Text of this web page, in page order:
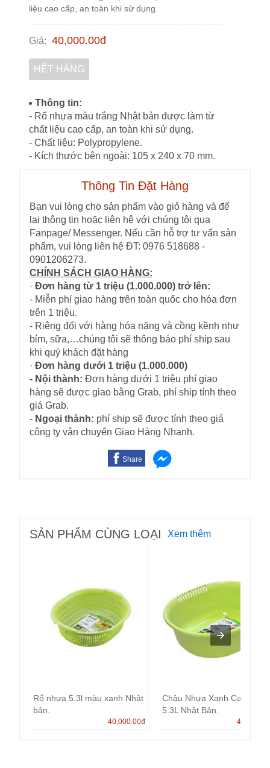
liệu cao cấp, an toàn khi sử dụng.
Giá: 40,000.00đ
HẾT HÀNG
Thông tin:
- Rổ nhựa màu trắng Nhật bản được làm từ
chất liệu cao cấp, an toàn khi sử dụng.
- Chất liệu: Polypropylene.
- Kích thước bên ngoài: 105 x 240 x 70 mm.
Thông Tin Đặt Hàng
Bạn vui lòng cho sản phẩm vào giỏ hàng và để
lại thông tin hoặc liên hệ với chúng tôi qua
Fanpage/ Messenger. Nếu cần hỗ trợ tư vấn sản
phẩm, vui lòng liên hệ ĐT: 0976 518688 -
0901206273.
CHÍNH SÁCH GIAO HÀNG:
· Đơn hàng từ 1 triệu (1.000.000) trở lên:
- Miễn phí giao hàng trên toàn quốc cho hóa đơn
trên 1 triệu.
- Riêng đối với hàng hóa nặng và cồng kềnh như
bỉm, sữa,…chúng tôi sẽ thông báo phí ship sau
khi quý khách đặt hàng
· Đơn hàng dưới 1 triệu (1.000.000)
- Nội thành: Đơn hàng dưới 1 triệu phí giao
hàng sẽ được giao bằng Grab, phí ship tính theo
giá Grab.
- Ngoại thành: phí ship sẽ được tính theo giá
công ty vận chuyển Giao Hàng Nhanh.
Share
SẢN PHẨM CÙNG LOẠI Xem thêm
Rổ nhựa 5.3l màu xanh Nhật
bản.
40,000.00đ
Chậu Nhựa Xanh Cao Cấp
5.3L Nhật Bản.
40,000.00